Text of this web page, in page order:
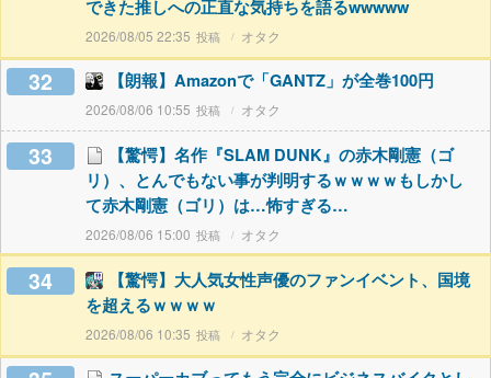
できた推しへの正直な気持ちを語るwwwww
2026/08/05 22:35 オタク
32 【朗報】Amazonで「GANTZ」が全巻100円
2026/08/06 10:55 オタク
33
【驚愕】名作『SLAM DUNK』の赤木剛憲（ゴ
リ）、とんでもない事が判明するｗｗｗｗもしかし
て赤木剛憲（ゴリ）は…怖すぎる…
2026/08/06 15:00 オタク
34
【驚愕】大人気女性声優のファンイベント、国境
を超えるｗｗｗｗ
2026/08/06 10:35 オタク